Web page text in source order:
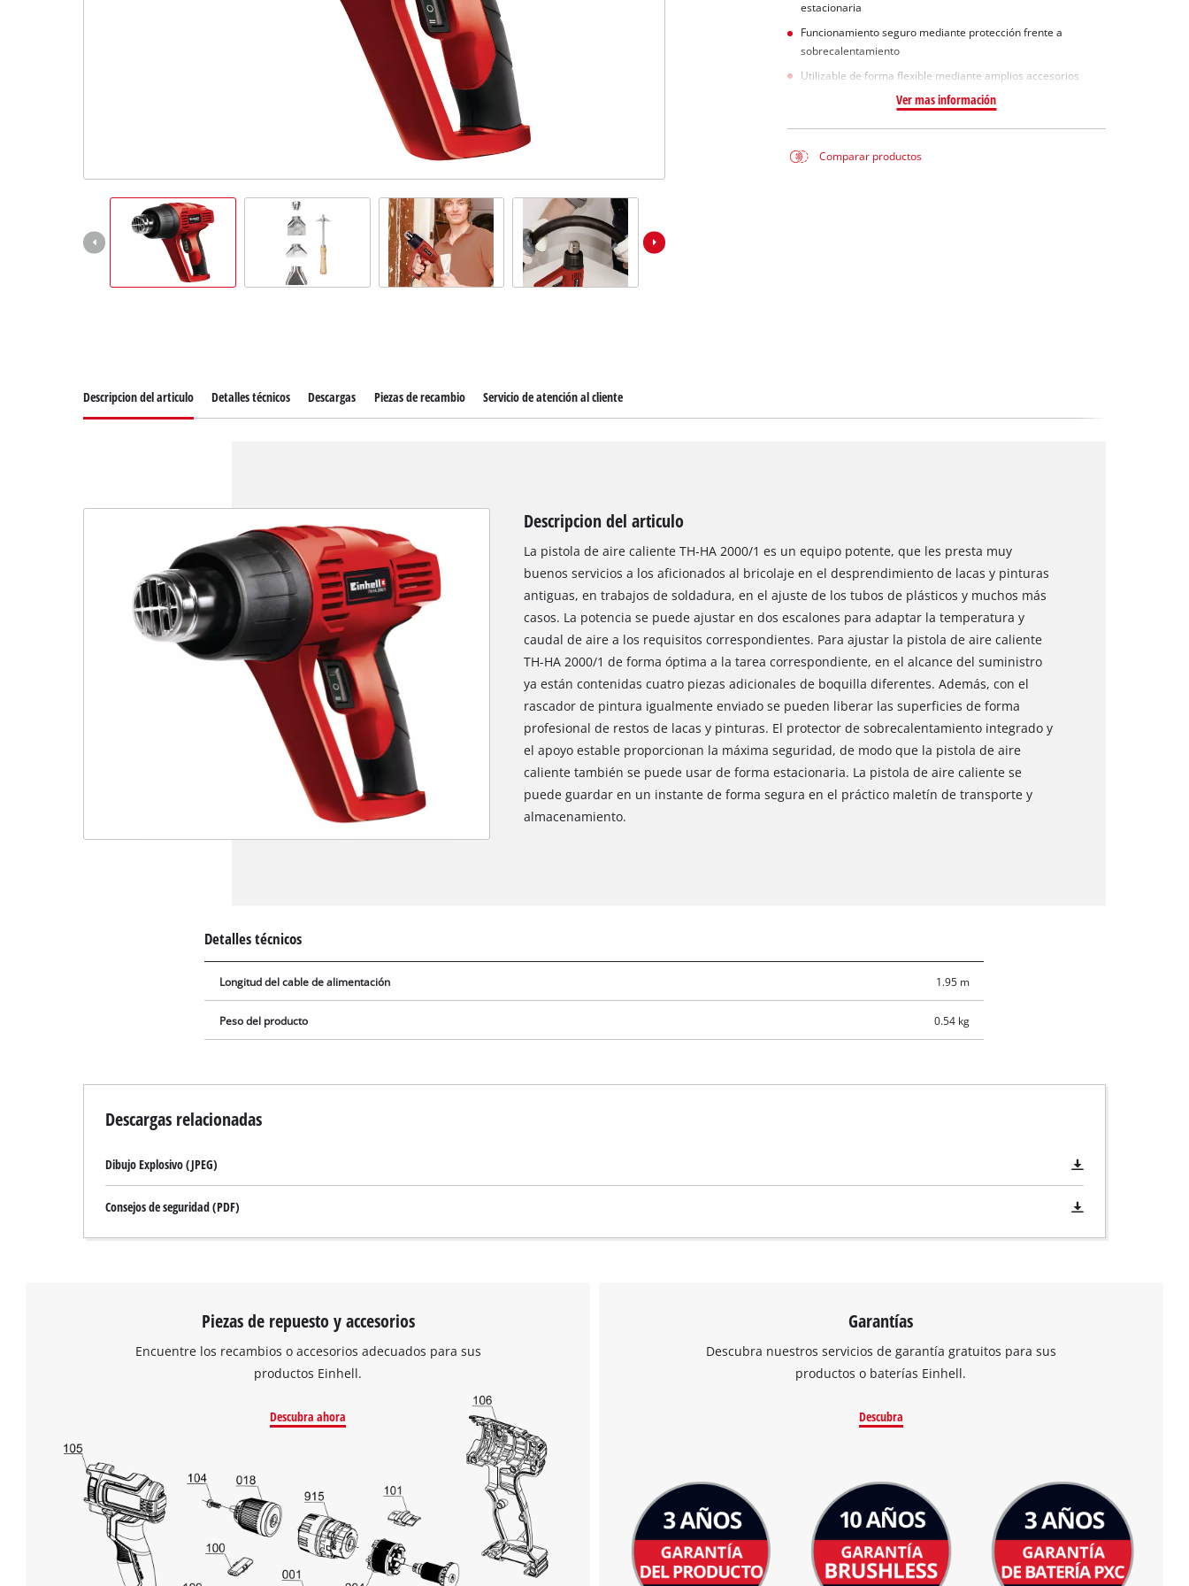
Todos los productos Power X-Change
Herramientas Power X-Change
Herramientas de jardín Power X-Change
Aspiradoras de húmedo/seco
Partidores devehiculos
estacionaria
Funcionamiento seguro mediante protección frente a
sobrecalentamiento
Utilizable de forma flexible mediante amplios accesorios
Ver mas información
Comparar productos
to trackers that are not disclosed to the
the site with their CMP to add this content
Powered byUsercentrics Consent
Descripcion del articulo Detalles técnicos Descargas Piezas de recambio Servicio de atención al cliente
Descripcion del articulo
La pistola de aire caliente TH-HA 2000/1 es un equipo potente, que les presta muy
buenos servicios a los aficionados al bricolaje en el desprendimiento de lacas y pinturas
antiguas, en trabajos de soldadura, en el ajuste de los tubos de plásticos y muchos más
casos. La potencia se puede ajustar en dos escalones para adaptar la temperatura y
caudal de aire a los requisitos correspondientes. Para ajustar la pistola de aire caliente
TH-HA 2000/1 de forma óptima a la tarea correspondiente, en el alcance del suministro
ya están contenidas cuatro piezas adicionales de boquilla diferentes. Además, con el
rascador de pintura igualmente enviado se pueden liberar las superficies de forma
profesional de restos de lacas y pinturas. El protector de sobrecalentamiento integrado y
el apoyo estable proporcionan la máxima seguridad, de modo que la pistola de aire
caliente también se puede usar de forma estacionaria. La pistola de aire caliente se
puede guardar en un instante de forma segura en el práctico maletín de transporte y
almacenamiento.
Detalles técnicos
Longitud del cable de alimentación 1.95 m
Peso del producto 0.54 kg
Descargas relacionadas
Dibujo Explosivo (JPEG)
Consejos de seguridad (PDF)
Piezas de repuesto y accesorios
Encuentre los recambios o accesorios adecuados para sus
productos Einhell.
Descubra ahora
Garantías
Descubra nuestros servicios de garantía gratuitos para sus
productos o baterías Einhell.
Descubra